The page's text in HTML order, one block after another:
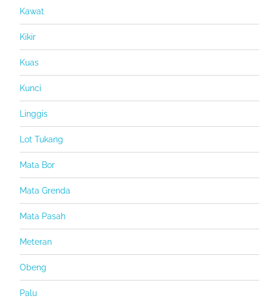
Kawat
Kikir
Kuas
Kunci
Linggis
Lot Tukang
Mata Bor
Mata Grenda
Mata Pasah
Meteran
Obeng
Palu